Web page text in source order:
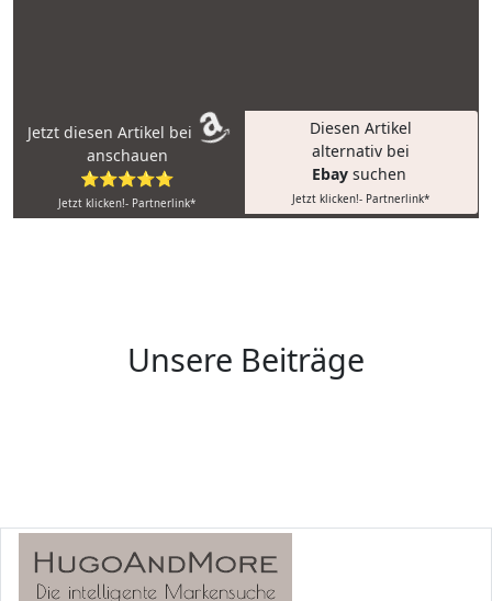
Jetzt diesen Artikel bei
anschauen
⭐⭐⭐⭐⭐
Jetzt klicken!- Partnerlink*
Diesen Artikel
alternativ bei
Ebay suchen
Jetzt klicken!- Partnerlink*
Unsere Beiträge